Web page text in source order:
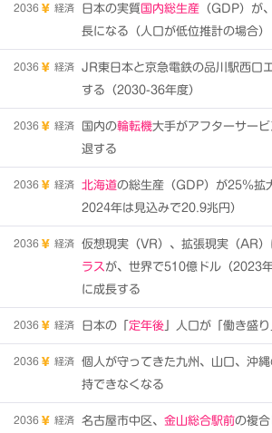
2036 経済 日本の実質国内総生産 （GDP）が
長になる（人口が低位推計の場合）
2036 経済
JR東日本と京急電鉄の品川駅西口
する（2030-36年度）
2036 経済 国内の輪転機大手がアフターサー
退する
2036 経済 北海道の総生産（GDP）が25％拡
2024年は見込みで20.9兆円）
2036 経済 仮想現実（VR）、拡張現実（AR）
ラスが、世界で510億ドル（2023
に成長する
2036 経済 日本の「 定年後 」人口が「働き盛
2036 経済 個人が守ってきた九州、山口、沖縄
持できなくなる
2036 経済 名古屋市中区、 金山総合駅前の複